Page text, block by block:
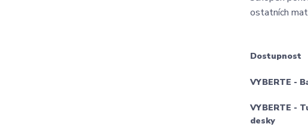
ostatních
Dostupnost
VYBERTE -
VYBERTE -
desky